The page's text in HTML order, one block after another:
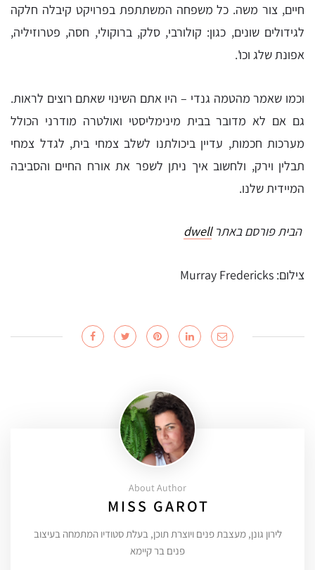
חיים, צור משה. כל משפחה המשתתפת בפרויקט קיבלה חלקה
לגידולים שונים, כגון: קולורבי, סלק, ברוקולי, חסה, פטרוזיליה,
אפונת שלג וכו'.
וכמו שאמר מהטמה גנדי – היו אתם השינוי שאתם רוצים לראות.
גם אם לא מדובר בבית מינימליסטי ואולטרה מודרני הכולל
מערכות חכמות, עדיין ביכולתנו לשלב צמחי בית, לגדל צמחי
תבלין וירק, ולחשוב איך ניתן לשפר את אורח החיים והסביבה
המיידית שלנו.
הבית פורסם באתרdwell
צילום: Murray Fredericks
About Author
MISS GAROT
לירון גונן, מעצבת פנים ויוצרת תוכן, בעלת סטודיו המתמחה בעיצוב
פנים בר קיימא